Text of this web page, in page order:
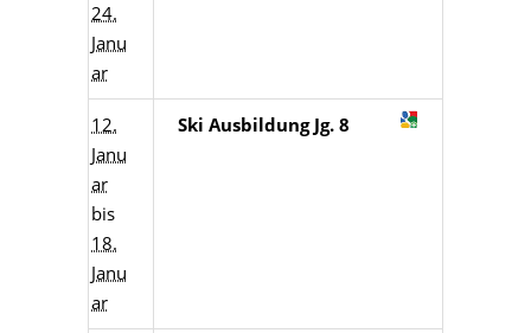
24.
Janu
ar
12.
Janu
ar
bis
18.
Janu
ar
Ski Ausbildung Jg. 8